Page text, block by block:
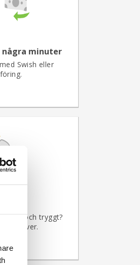
minuter
Swish eller
och tryggt?
ditt silver.